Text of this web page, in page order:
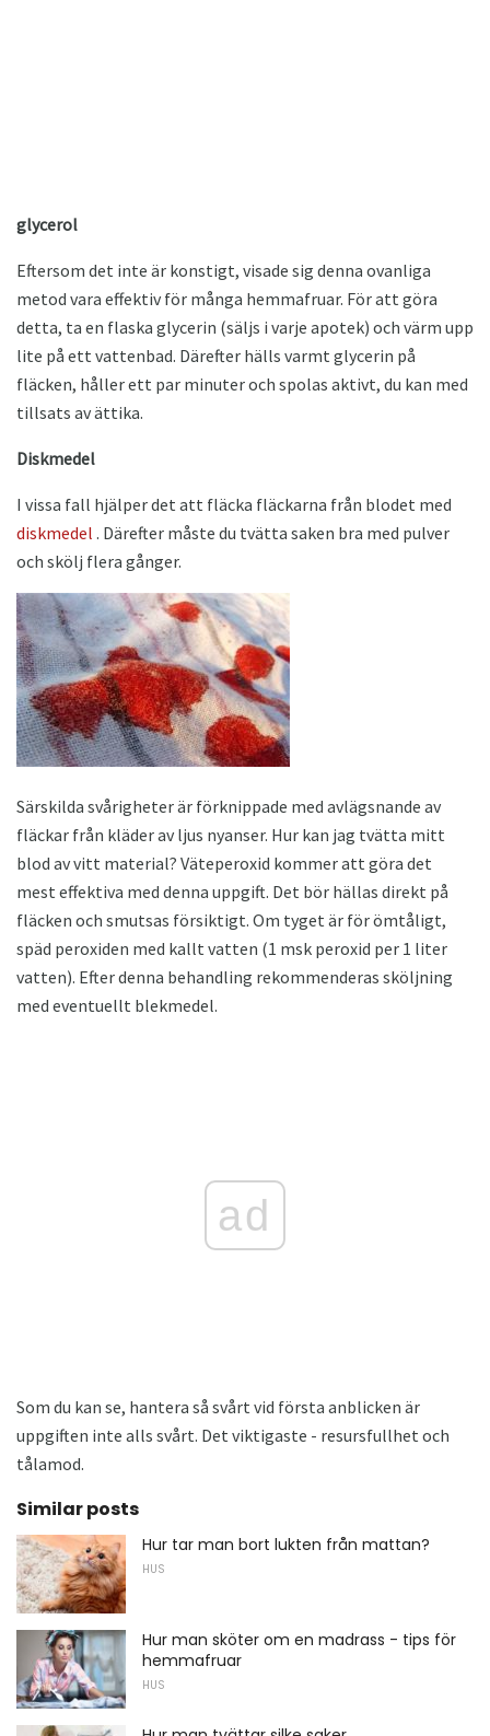
glycerol
Eftersom det inte är konstigt, visade sig denna ovanliga
metod vara effektiv för många hemmafruar. För att göra
detta, ta en flaska glycerin (säljs i varje apotek) och värm upp
lite på ett vattenbad. Därefter hälls varmt glycerin på
fläcken, håller ett par minuter och spolas aktivt, du kan med
tillsats av ättika.
Diskmedel
I vissa fall hjälper det att fläcka fläckarna från blodet med
diskmedel . Därefter måste du tvätta saken bra med pulver
och skölj flera gånger.
Särskilda svårigheter är förknippade med avlägsnande av
fläckar från kläder av ljus nyanser. Hur kan jag tvätta mitt
blod av vitt material? Väteperoxid kommer att göra det
mest effektiva med denna uppgift. Det bör hällas direkt på
fläcken och smutsas försiktigt. Om tyget är för ömtåligt,
späd peroxiden med kallt vatten (1 msk peroxid per 1 liter
vatten). Efter denna behandling rekommenderas sköljning
med eventuellt blekmedel.
ad
Som du kan se, hantera så svårt vid första anblicken är
uppgiften inte alls svårt. Det viktigaste - resursfullhet och
tålamod.
Similar posts
Hur tar man bort lukten från mattan?
HUS
Hur man sköter om en madrass - tips för
hemmafruar
HUS